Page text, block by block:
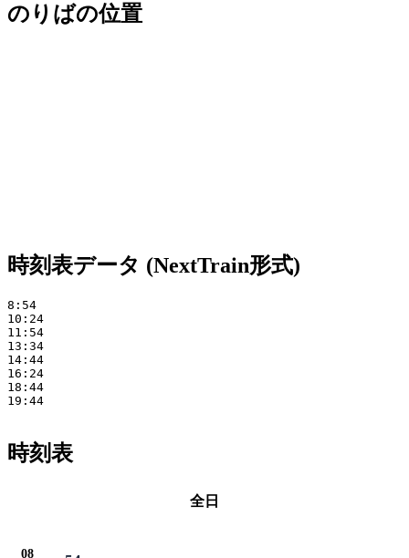
のりばの位置
時刻表データ (NextTrain形式)
8:54
10:24
11:54
13:34
14:44
16:24
18:44
19:44
時刻表
全日
08